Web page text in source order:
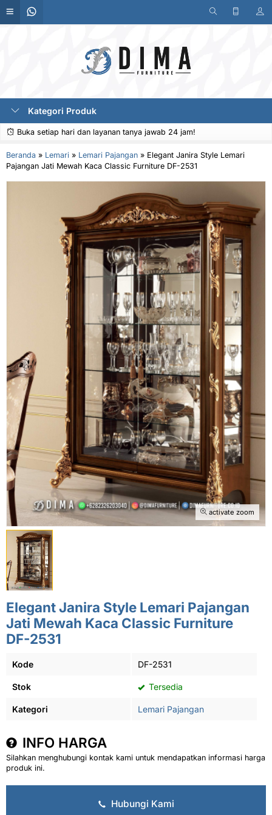
Kategori Produk
Buka setiap hari dan layanan tanya jawab 24 jam!
Beranda » Lemari » Lemari Pajangan » Elegant Janira Style Lemari
Pajangan Jati Mewah Kaca Classic Furniture DF-2531
activate zoom
Elegant Janira Style Lemari Pajangan
Jati Mewah Kaca Classic Furniture
DF-2531
Kode DF-2531
Stok Tersedia
Kategori Lemari Pajangan
INFO HARGA
Silahkan menghubungi kontak kami untuk mendapatkan informasi harga
produk ini.
Hubungi Kami